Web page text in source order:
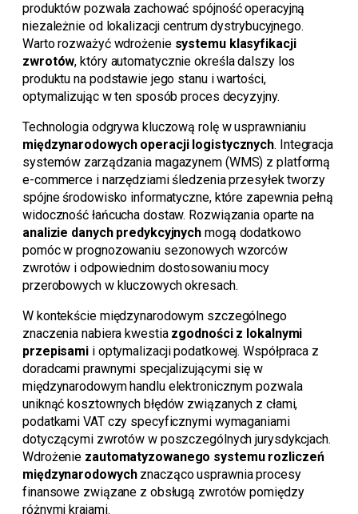
produktów pozwala zachować spójność operacyjną
niezależnie od lokalizacji centrum dystrybucyjnego.
Warto rozważyć wdrożenie systemu klasyfikacji
zwrotów, który automatycznie określa dalszy los
produktu na podstawie jego stanu i wartości,
optymalizując w ten sposób proces decyzyjny.
Technologia odgrywa kluczową rolę w usprawnianiu
międzynarodowych operacji logistycznych. Integracja
systemów zarządzania magazynem (WMS) z platformą
e-commerce i narzędziami śledzenia przesyłek tworzy
spójne środowisko informatyczne, które zapewnia pełną
widoczność łańcucha dostaw. Rozwiązania oparte na
analizie danych predykcyjnych mogą dodatkowo
pomóc w prognozowaniu sezonowych wzorców
zwrotów i odpowiednim dostosowaniu mocy
przerobowych w kluczowych okresach.
W kontekście międzynarodowym szczególnego
znaczenia nabiera kwestia zgodności z lokalnymi
przepisami i optymalizacji podatkowej. Współpraca z
doradcami prawnymi specjalizującymi się w
międzynarodowym handlu elektronicznym pozwala
uniknąć kosztownych błędów związanych z cłami,
podatkami VAT czy specyficznymi wymaganiami
dotyczącymi zwrotów w poszczególnych jurysdykcjach.
Wdrożenie zautomatyzowanego systemu rozliczeń
międzynarodowychznacząco usprawnia procesy
finansowe związane z obsługą zwrotów pomiędzy
różnymi krajami.